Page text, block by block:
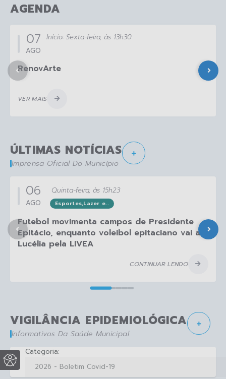
AGENDA
RenovArte
Início:Sexta-feira 13h30
07
AGO
VER MAIS
ÚLTIMAS NOTÍCIAS
Imprensa Oficial Do Município
Futebol movimenta campos de Presidente
Epitácio, enquanto voleibol epitaciano vai a
Lucélia pela LIVEA
Quinta-feira 15h23
06
AGO Esportes,Lazer e...
CONTINUAR LENDO
VIGILÂNCIA EPIDEMIOLÓGICA
Informativos Da Saúde Municipal
Categoria: